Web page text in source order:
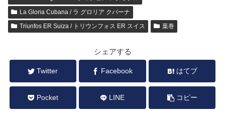
La Gloria Cubana / ラ グロリア クバーナ
Triunfos ER Suiza / トリウンフォス ER スイス
葉巻
シェアする
Twitter Facebook はてブ
Pocket LINE コピー